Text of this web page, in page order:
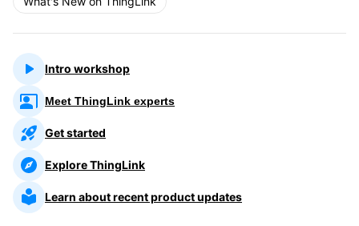
Intro workshop
Meet ThingLink experts
Get started
Explore ThingLink
Learn about recent product updates